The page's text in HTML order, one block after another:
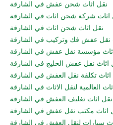
نقل اثاث شحن عفش في الشارقة
اثاث شركة شحن اثاث في الشارقة
نقل اثاث شحن اثاث في الشارقة
نقل عفش فك وتركيب في الشارقة
مؤسسة نقل عفش في الشارقة
اثاث نقل عفش الخليج في الشارقة
اثاث تكلفة نقل العفش في الشارقة
العالمية لنقل الاثاث في الشارقة
نقل اثاث تغليف العفش في الشارقة
اثاث مكتب نقل عفش في الشارقة
سيارات لنقل العفش في الشارقة